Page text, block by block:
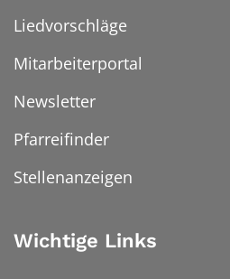
Liedvorschläge
Mitarbeiterportal
Newsletter
Pfarreifinder
Stellenanzeigen
Wichtige Links